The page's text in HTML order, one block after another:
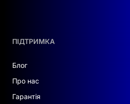
ПІДТРИМКА
Блог
Про нас
Гарантія